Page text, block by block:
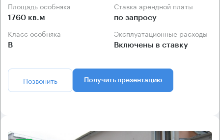
Площадь особняка
1760 кв.м
Ставка арендной платы
по запросу
Класс особняка
B
Эксплуатационные расходы
Включены в ставку
Позвонить Получить презентацию